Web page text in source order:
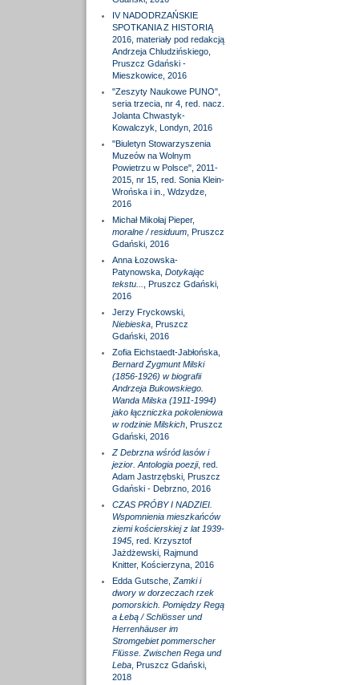
IV NADODRZAŃSKIE
SPOTKANIA Z HISTORIĄ
2016, materiały pod redakcją
Andrzeja Chludzińskiego,
Pruszcz Gdański -
Mieszkowice, 2016
"Zeszyty Naukowe PUNO",
seria trzecia, nr 4, red. nacz.
Jolanta Chwastyk-
Kowalczyk, Londyn, 2016
"Biuletyn Stowarzyszenia
Muzeów na Wolnym
Powietrzu w Polsce", 2011-
2015, nr 15, red. Sonia Klein-
Wrońska i in., Wdzydze,
2016
Michał Mikołaj Pieper,
moralne / residuum, Pruszcz
Gdański, 2016
Anna Łozowska-
Patynowska, Dotykając
tekstu...
, Pruszcz Gdański,
2016
Jerzy Fryckowski,
Niebieska, Pruszcz
Gdański, 2016
Zofia Eichstaedt-Jabłońska,
Bernard Zygmunt Milski
(1856-1926) w biografii
Andrzeja Bukowskiego.
Wanda Milska (1911-1994)
jako łączniczka pokoleniowa
w rodzinie Milskich, Pruszcz
Gdański, 2016
Z Debrzna wśród lasów i
jezior. Antologia poezji, red.
Adam Jastrzębski, Pruszcz
Gdański - Debrzno, 2016
CZAS PRÓBY I NADZIEI.
Wspomnienia mieszkańców
ziemi kościerskiej z lat 1939-
1945, red. Krzysztof
Jażdżewski, Rajmund
Knitter, Kościerzyna, 2016
Edda Gutsche, Zamki i
dwory w dorzeczach rzek
pomorskich. Pomiędzy Regą
a Łebą / Schlösser und
Herrenhäuser im
Stromgebiet pommerscher
Flüsse. Zwischen Rega und
Leba, Pruszcz Gdański,
2018